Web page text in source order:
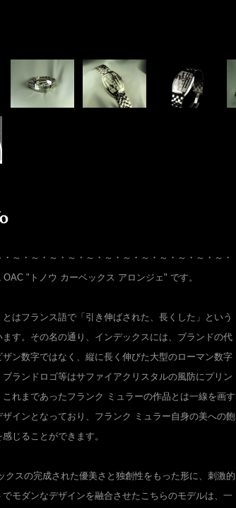
・～・～・～・～・～・～・～・～・～・～・～・～・
OAC "トノウ カーベックス アロンジェ" です。
とはフランス語で「引き伸ばされた、長くした」という
す。その名の通り、インデックスには、ブランドの代
ン数字ではなく、縦に長く伸びた大型のローマン数字
ブランドロゴ等はサファイアクリスタルの風防にプリン
これまであったフランク ミュラーの作品とは一線を画す
インとなっており、フランク ミュラー自身の美への飽
じることができます。
クスの完成された優美さと独創性をもった形に、刺激的
モダンなデザインを融合させたこちらのモデルは、一